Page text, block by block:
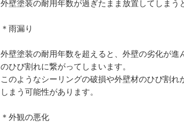
外壁塗装の耐用年数が過ぎたまま放置してしまう
＊雨漏り
外壁塗装の耐用年数を超えると、外壁の劣化が
のひび割れに繋がってしまいます。
このようなシーリングの破損や外壁材のひび割
しまう可能性があります。
＊外観の悪化